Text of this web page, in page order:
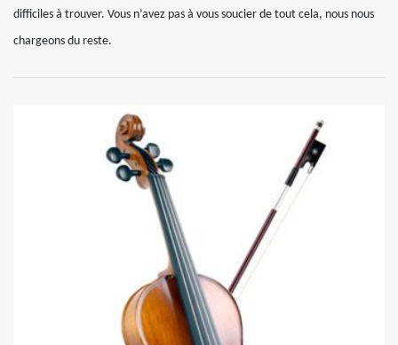
difficiles à trouver. Vous n’avez pas à vous soucier de tout cela, nous nous
chargeons du reste.